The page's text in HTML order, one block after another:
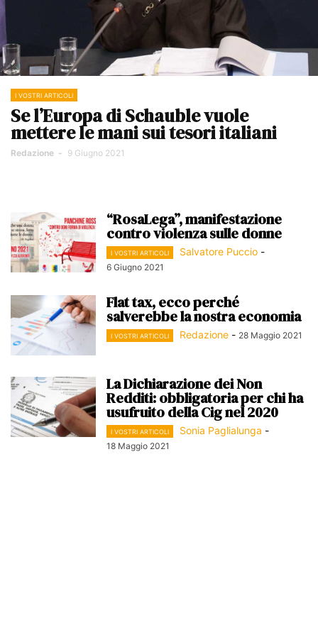
I VOSTRI ARTICOLI
Se l’Europa di Schauble vuole
mettere le mani sui tesori italiani
Redazione - 9 Giugno 2021
“RosaLega”, manifestazione
contro violenza sulle donne
I VOSTRI ARTICOLI Salvatore Puccio -
6 Giugno 2021
Flat tax, ecco perché
salverebbe la nostra economia
I VOSTRI ARTICOLI Redazione - 28 Maggio 2021
La Dichiarazione dei Non
Redditi: obbligatoria per chi ha
usufruito della Cig nel 2020
I VOSTRI ARTICOLI Sonia Paglialunga -
18 Maggio 2021